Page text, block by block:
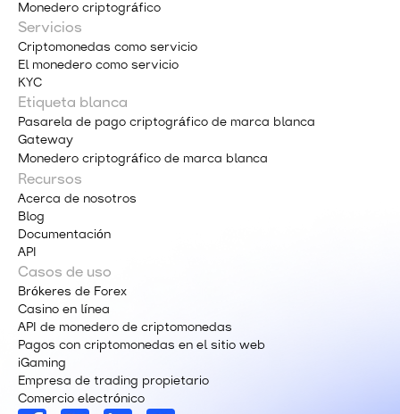
Monedero criptográfico
Servicios
Criptomonedas como servicio
El monedero como servicio
KYC
Etiqueta blanca
Pasarela de pago criptográfico de marca blanca
Gateway
Monedero criptográfico de marca blanca
Recursos
Acerca de nosotros
Blog
Documentación
API
Casos de uso
Brókeres de Forex
Casino en línea
API de monedero de criptomonedas
Pagos con criptomonedas en el sitio web
iGaming
Empresa de trading propietario
Comercio electrónico